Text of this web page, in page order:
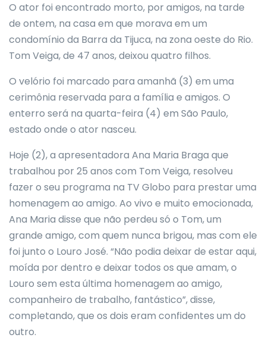
O ator foi encontrado morto, por amigos, na tarde
de ontem, na casa em que morava em um
condomínio da Barra da Tijuca, na zona oeste do Rio.
Tom Veiga, de 47 anos, deixou quatro filhos.
O velório foi marcado para amanhã (3) em uma
cerimônia reservada para a família e amigos. O
enterro será na quarta-feira (4) em São Paulo,
estado onde o ator nasceu.
Hoje (2), a apresentadora Ana Maria Braga que
trabalhou por 25 anos com Tom Veiga, resolveu
fazer o seu programa na TV Globo para prestar uma
homenagem ao amigo. Ao vivo e muito emocionada,
Ana Maria disse que não perdeu só o Tom, um
grande amigo, com quem nunca brigou, mas com ele
foi junto o Louro José. “Não podia deixar de estar aqui,
moída por dentro e deixar todos os que amam, o
Louro sem esta última homenagem ao amigo,
companheiro de trabalho, fantástico”, disse,
completando, que os dois eram confidentes um do
outro.